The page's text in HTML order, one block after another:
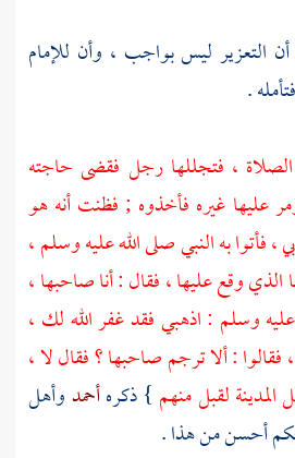
التعزير ليس بواجب ، وأن للإمام
.
، فتجللها رجل فقضى حاجته
عليها غيره فأخذوه ; فظنت أنه هو
فأتوا به النبي صلى الله عليه وسلم ،
الذي وقع عليها ، فقال : أنا صاحبها ،
عليه وسلم : اذهبي فقد غفر الله لك ،
: ألا ترجم صاحبها ؟ فقال لا ،
المدينةلقبل منهم } ذكرهأحمدوأهل
أحسن من هذا .